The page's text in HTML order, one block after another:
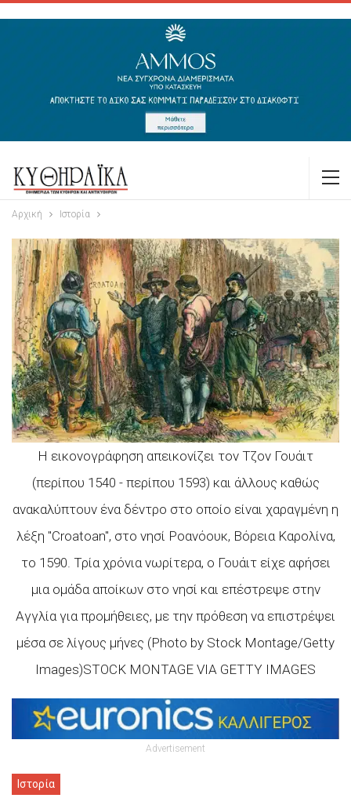
Αρχική Ιστορία
Η εικονογράφηση απεικονίζει τον Τζον Γουάιτ
(περίπου 1540 - περίπου 1593) και άλλους καθώς
ανακαλύπτουν ένα δέντρο στο οποίο είναι χαραγμένη η
λέξη "Croatoan", στο νησί Ροανόουκ, Βόρεια Καρολίνα,
το 1590. Τρία χρόνια νωρίτερα, ο Γουάιτ είχε αφήσει
μια ομάδα αποίκων στο νησί και επέστρεψε στην
Αγγλία για προμήθειες, με την πρόθεση να επιστρέψει
μέσα σε λίγους μήνες (Photo by Stock Montage/Getty
Images)STOCK MONTAGE VIA GETTY IMAGES
Advertisement
Ιστορία